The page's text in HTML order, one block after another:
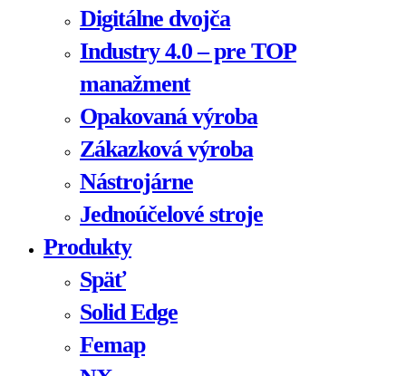
Digitálne dvojča
Industry 4.0 – pre TOP
manažment
Opakovaná výroba
Zákazková výroba
Nástrojárne
Jednoúčelové stroje
Produkty
Späť
Solid Edge
Femap